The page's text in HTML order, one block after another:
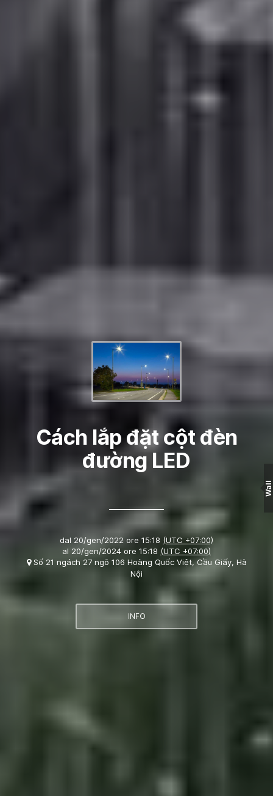
Cách lắp đặt cột đèn
đường LED
dal 20/gen/2022 ore 15:18 (UTC +07:00)
al 20/gen/2024 ore 15:18 (UTC +07:00)
Số 21 ngách 27 ngõ 106 Hoàng Quốc Việt, Cầu Giấy, Hà
Nội
INFO
Wall